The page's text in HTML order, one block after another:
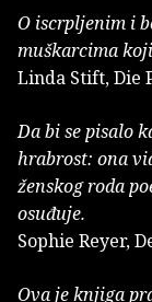
O iscrpljenim i
muškarcima
Linda Stift, Die
Da bi se pisalo
hrabrost: ona
ženskog roda
osuđuje.
Sophie Reyer,
Ova je knjiga